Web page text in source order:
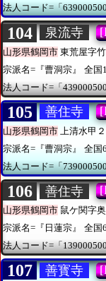
法人コード=「
104 泉流寺
山形県鶴岡市 東荒屋字
宗派名=『曹洞宗』
全国
法人コード=「
105 善住寺
山形県鶴岡市 上清水甲
宗派名=『曹洞宗』
全国
法人コード=「
106 善住寺
山形県鶴岡市 鼠ケ関字
宗派名=『日蓮宗』
全国
法人コード=「
107 善寳寺